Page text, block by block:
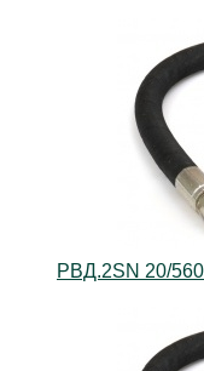
РВД.2SN 20/560